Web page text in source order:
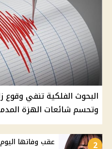
البحوث الفلكية تنفي وقوع
وتحسم شائعات الهزة
2
عقب وفاتها